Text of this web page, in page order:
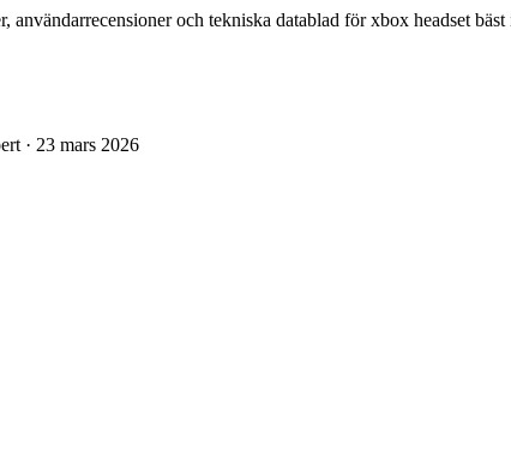
användarrecensioner och tekniska datablad för xbox headset
· 23 mars 2026